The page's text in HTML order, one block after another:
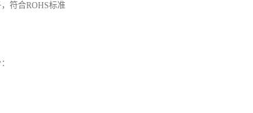
符合ROHS标准